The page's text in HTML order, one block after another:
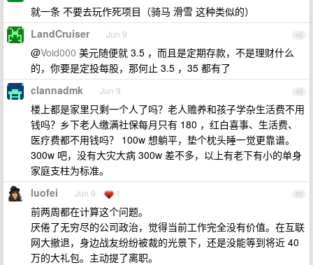
就一条 不要去玩作死项目（骑马 滑雪 这种类似的）
48
LandCruiser Jun 9
@Void000 美元随便就 3.5 ，而且是定期存款，不是理财什么
的，你要是定投每股，那何止 3.5 ，35 都有了
49
clannadmk Jun 9
楼上都是家里只剩一个人了吗？老人赡养和孩子学杂生活费不用
钱吗？乡下老人缴满社保每月只有 180 ，红白喜事、生活费、
医疗费都不用钱吗？ 100w 想躺平，垫个枕头睡一觉更靠谱。
300w 吧，没有大灾大病 300w 差不多，以上有老下有小的单身
家庭支柱为标准。
50
luofei Jun 9 1
前两周都在计算这个问题。
厌倦了无穷尽的公司政治，觉得当前工作完全没有价值。在互联
网大撤退，身边战友纷纷被裁的光景下，还是没能等到将近 40
万的大礼包。主动提了离职。